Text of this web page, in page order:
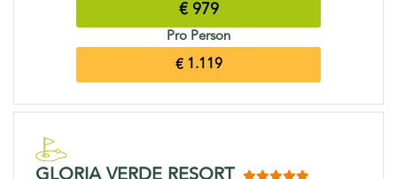
€ 979
Pro Person
€ 1.119